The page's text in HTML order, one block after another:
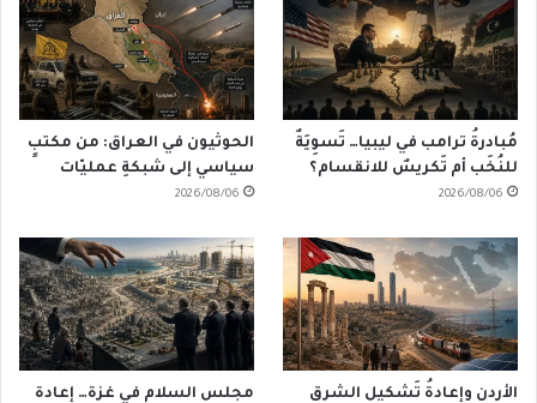
مُبادرةُ ترامب في ليبيا… تَسوِيَةٌ
للنُخَب أم تَكريسٌ للانقسام؟
2026/08/06
الحوثيون في العراق: من مكتبٍ
سياسي إلى شبكةِ عمليّات
2026/08/06
الأردن وإعادةُ تَشكيلِ الشرق
مجلس السلام في غزة… إعادة